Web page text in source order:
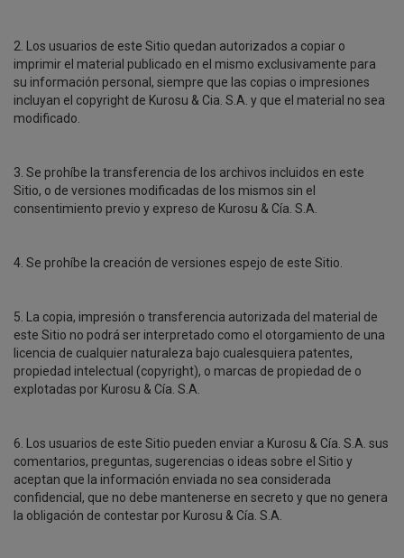
2. Los usuarios de este Sitio quedan autorizados a copiar o
imprimir el material publicado en el mismo exclusivamente para
su información personal, siempre que las copias o impresiones
incluyan el copyright de Kurosu & Cia. S.A. y que el material no sea
modificado.
3. Se prohíbe la transferencia de los archivos incluidos en este
Sitio, o de versiones modificadas de los mismos sin el
consentimiento previo y expreso de Kurosu & Cía. S.A.
4. Se prohíbe la creación de versiones espejo de este Sitio.
5. La copia, impresión o transferencia autorizada del material de
este Sitio no podrá ser interpretado como el otorgamiento de una
licencia de cualquier naturaleza bajo cualesquiera patentes,
propiedad intelectual (copyright), o marcas de propiedad de o
explotadas por Kurosu & Cía. S.A.
6. Los usuarios de este Sitio pueden enviar a Kurosu & Cía. S.A. sus
comentarios, preguntas, sugerencias o ideas sobre el Sitio y
aceptan que la información enviada no sea considerada
confidencial, que no debe mantenerse en secreto y que no genera
la obligación de contestar por Kurosu & Cía. S.A.